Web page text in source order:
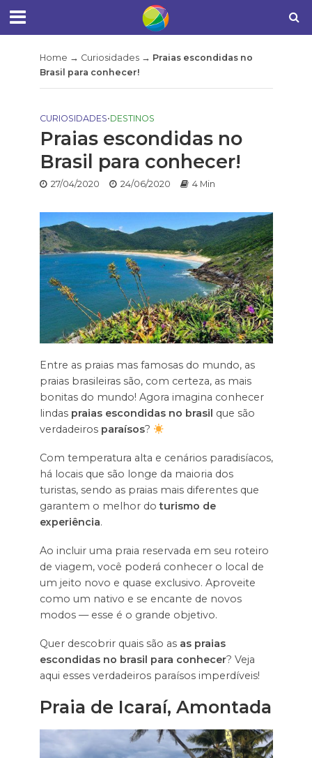
Home → Curiosidades→ Praias escondidas no
Brasil para conhecer!
CURIOSIDADES•DESTINOS
Praias escondidas no
Brasil para conhecer!
27/04/2020 24/06/2020 4 Min
Entre as praias mas famosas do mundo, as
praias brasileiras são, com certeza, as mais
bonitas do mundo! Agora imagina conhecer
lindas praias escondidas no brasil que são
verdadeirosparaísos?
Com temperatura alta e cenários paradisíacos,
há locais que são longe da maioria dos
turistas, sendo as praias mais diferentes que
garantem o melhor doturismo de
experiência.
Ao incluir uma praia reservada em seu roteiro
de viagem, você poderá conhecer o local de
um jeito novo e quase exclusivo. Aproveite
como um nativo e se encante de novos
modos — esse é o grande objetivo.
Quer descobrir quais são as as praias
escondidas no brasil para conhecer? Veja
aqui esses verdadeiros paraísos imperdíveis!
Praia de Icaraí, Amontada